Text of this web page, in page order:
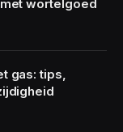
wortelgoed
gas: tips,